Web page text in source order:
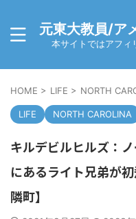
元東大教員/ア
本サイトではアフィ
HOME > LIFE > NORTH
LIFE NORTH CAROLINA
キルデビルヒルズ：
にあるライト兄弟が
隣町】